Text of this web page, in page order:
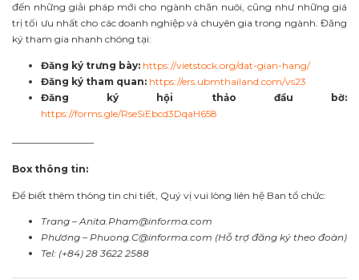
đến những giải pháp mới cho ngành chăn nuôi, cũng như những giá
trị tối ưu nhất cho các doanh nghiệp và chuyên gia trong ngành. Đăng
ký tham gia nhanh chóng tại:
Đăng ký trưng bày: https://vietstock.org/dat-gian-hang/
Đăng ký tham quan: https://ers.ubmthailand.com/vs23
Đăng ký hội thảo đầu bờ:
https://forms.gle/RseSiEbcd3DqaH658
————————–
Box thông tin:
Để biết thêm thông tin chi tiết, Quý vị vui lòng liên hệ Ban tổ chức:
Trang –Anita.Pham@informa.com
Phương – Phuong.C@informa.com (Hỗ trợ đăng ký theo đoàn)
Tel: (+84) 28 3622 2588